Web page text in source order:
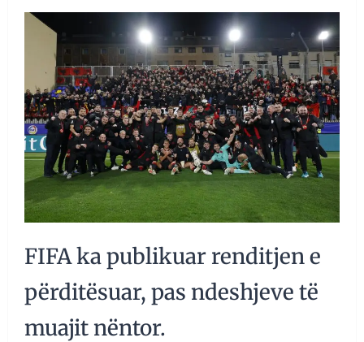
FIFA ka publikuar renditjen e
përditësuar, pas ndeshjeve të
muajit nëntor.